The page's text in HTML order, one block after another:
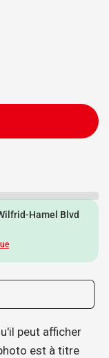
Hamel Blvd
peut afficher
est à titre